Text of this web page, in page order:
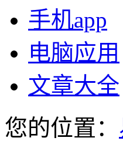
手机app
电脑应用
文章大全
您的位置：